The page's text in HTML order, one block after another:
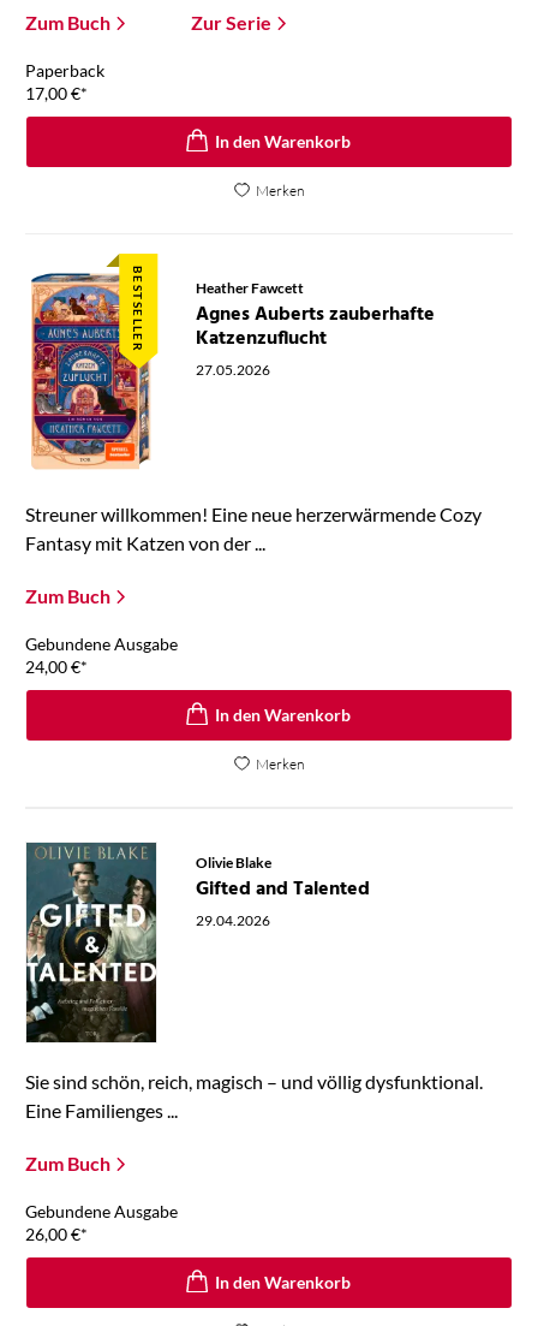
Zum Buch Zur Serie
Paperback
17,00€*
In den Warenkorb
Merken
BESTSELLER Heather Fawcett
Agnes Auberts zauberhafte
Katzenzuflucht
27.05.2026
Streuner willkommen! Eine neue herzerwärmende Cozy
Fantasy mit Katzen von der ...
Zum Buch
Gebundene Ausgabe
24,00€*
In den Warenkorb
Merken
Olivie Blake
Gifted and Talented
29.04.2026
Sie sind schön, reich, magisch – und völlig dysfunktional.
Eine Familienges ...
Zum Buch
Gebundene Ausgabe
26,00€*
In den Warenkorb